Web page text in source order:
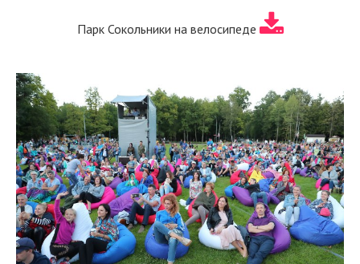
Парк Сокольники на велосипеде